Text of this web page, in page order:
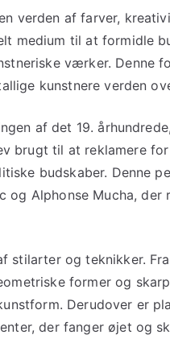
verden af farver,
medium til at formidle
værker. Denne
kunstnere verden
af det 19.
brugt til at reklamere
budskaber. Denne
og Alphonse Mucha, der
stilarter og teknikker. Fra
former og
Derudover er
der fanger øjet og